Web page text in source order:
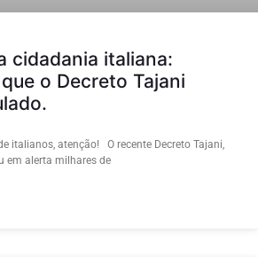
cidadania italiana:
o Decreto Tajani
italianos, atenção! O recente Decreto Tajani,
em alerta milhares de